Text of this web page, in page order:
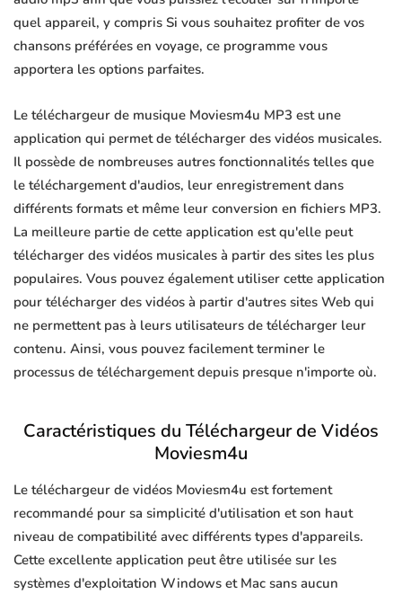
quel appareil, y compris Si vous souhaitez profiter de vos
chansons préférées en voyage, ce programme vous
apportera les options parfaites.
Le téléchargeur de musique Moviesm4u MP3 est une
application qui permet de télécharger des vidéos musicales.
Il possède de nombreuses autres fonctionnalités telles que
le téléchargement d'audios, leur enregistrement dans
différents formats et même leur conversion en fichiers MP3.
La meilleure partie de cette application est qu'elle peut
télécharger des vidéos musicales à partir des sites les plus
populaires. Vous pouvez également utiliser cette application
pour télécharger des vidéos à partir d'autres sites Web qui
ne permettent pas à leurs utilisateurs de télécharger leur
contenu. Ainsi, vous pouvez facilement terminer le
processus de téléchargement depuis presque n'importe où.
Caractéristiques du Téléchargeur de Vidéos
Moviesm4u
Le téléchargeur de vidéos Moviesm4u est fortement
recommandé pour sa simplicité d'utilisation et son haut
niveau de compatibilité avec différents types d'appareils.
Cette excellente application peut être utilisée sur les
systèmes d'exploitation Windows et Mac sans aucun